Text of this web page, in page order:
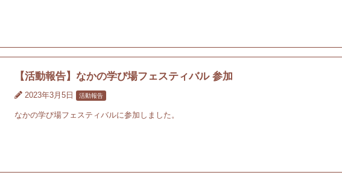
【活動報告】なかの学び場フェスティバル 参加
2023年3月5日 活動報告
なかの学び場フェスティバルに参加しました。